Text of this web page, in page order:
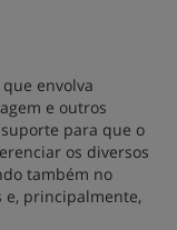
envolva
e outros
para que o
os diversos
também no
e, principalmente,